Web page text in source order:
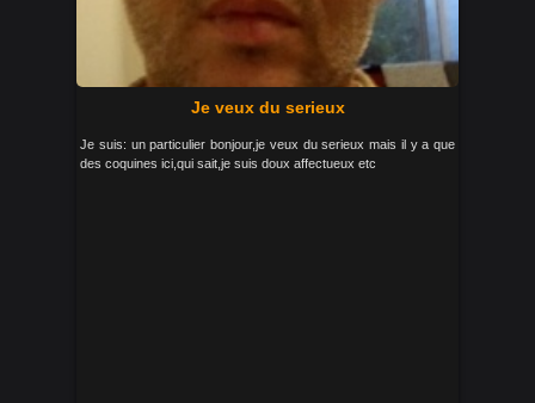
Je veux du serieux
Je suis: un particulier bonjour,je veux du serieux mais il y a que
des coquines ici,qui sait,je suis doux affectueux etc